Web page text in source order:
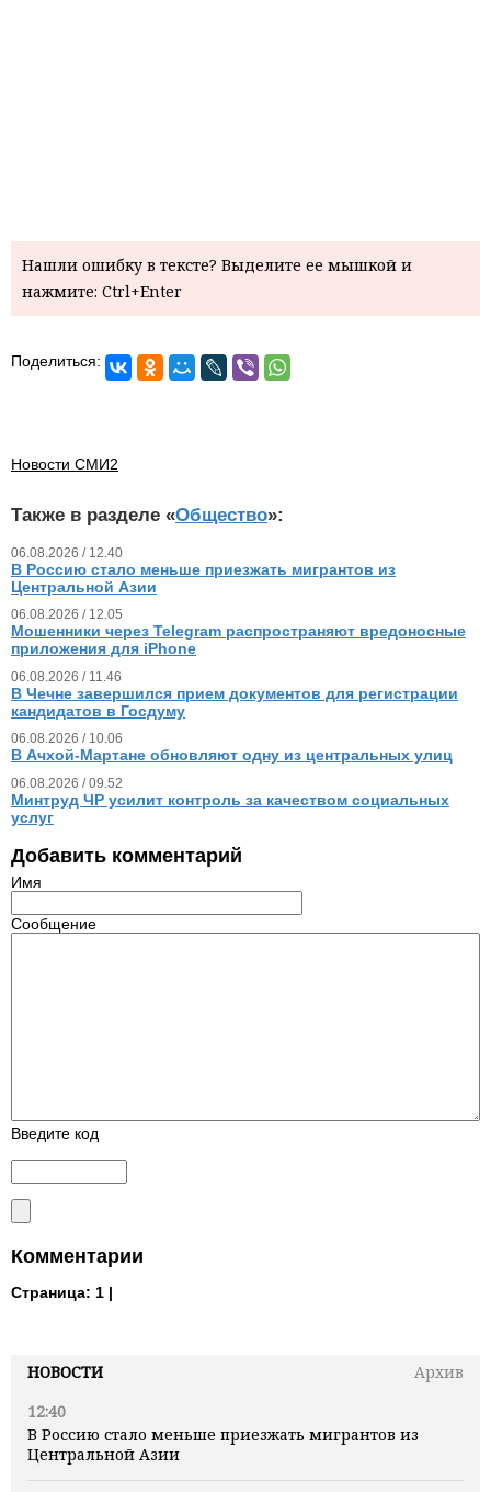
НОВОСТИ
Архив
12:40
В Россию стало меньше приезжать мигрантов из
Центральной Азии
Нашли ошибку в тексте? Выделите ее мышкой и
нажмите: Ctrl+Enter
Поделиться:
Новости СМИ2
Также в разделе «Общество»:
06.08.2026 / 12.40
В Россию стало меньше приезжать мигрантов из
Центральной Азии
06.08.2026 / 12.05
Мошенники через Telegram распространяют вредоносные
приложения для iPhone
06.08.2026 / 11.46
В Чечне завершился прием документов для регистрации
кандидатов в Госдуму
06.08.2026 / 10.06
В Ачхой-Мартане обновляют одну из центральных улиц
06.08.2026 / 09.52
Минтруд ЧР усилит контроль за качеством социальных
услуг
Добавить комментарий
Имя
Сообщение
Введите код
Комментарии
Страница: 1 |